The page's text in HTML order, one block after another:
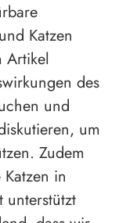
Katzen
Artikel
des
und
um
Zudem
in
unterstützt